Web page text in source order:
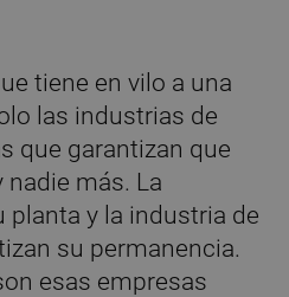
tiene en vilo a una
las industrias de
que garantizan que
nadie más. La
y la industria de
su permanencia.
esas empresas